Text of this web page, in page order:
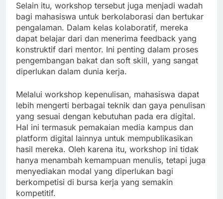
Selain itu, workshop tersebut juga menjadi wadah
bagi mahasiswa untuk berkolaborasi dan bertukar
pengalaman. Dalam kelas kolaboratif, mereka
dapat belajar dari dan menerima feedback yang
konstruktif dari mentor. Ini penting dalam proses
pengembangan bakat dan soft skill, yang sangat
diperlukan dalam dunia kerja.
Melalui workshop kepenulisan, mahasiswa dapat
lebih mengerti berbagai teknik dan gaya penulisan
yang sesuai dengan kebutuhan pada era digital.
Hal ini termasuk pemakaian media kampus dan
platform digital lainnya untuk mempublikasikan
hasil mereka. Oleh karena itu, workshop ini tidak
hanya menambah kemampuan menulis, tetapi juga
menyediakan modal yang diperlukan bagi
berkompetisi di bursa kerja yang semakin
kompetitif.